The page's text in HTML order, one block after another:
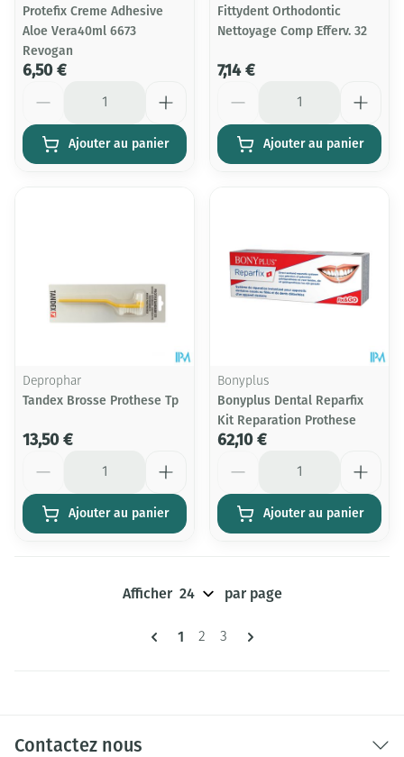
Protefix Creme Adhesive
Aloe Vera40ml 6673
Revogan
6,50 €
Ajouter au panier
Fittydent Orthodontic
Nettoyage Comp Efferv. 32
7,14 €
Ajouter au panier
Deprophar
Tandex Brosse Prothese Tp
13,50 €
Ajouter au panier
Bonyplus
Bonyplus Dental Reparfix
Kit Reparation Prothese
62,10 €
Ajouter au panier
Pages
Vous lisez actuellement la page
1 Page
2 Page
3
Afficher par page
Contactez nous